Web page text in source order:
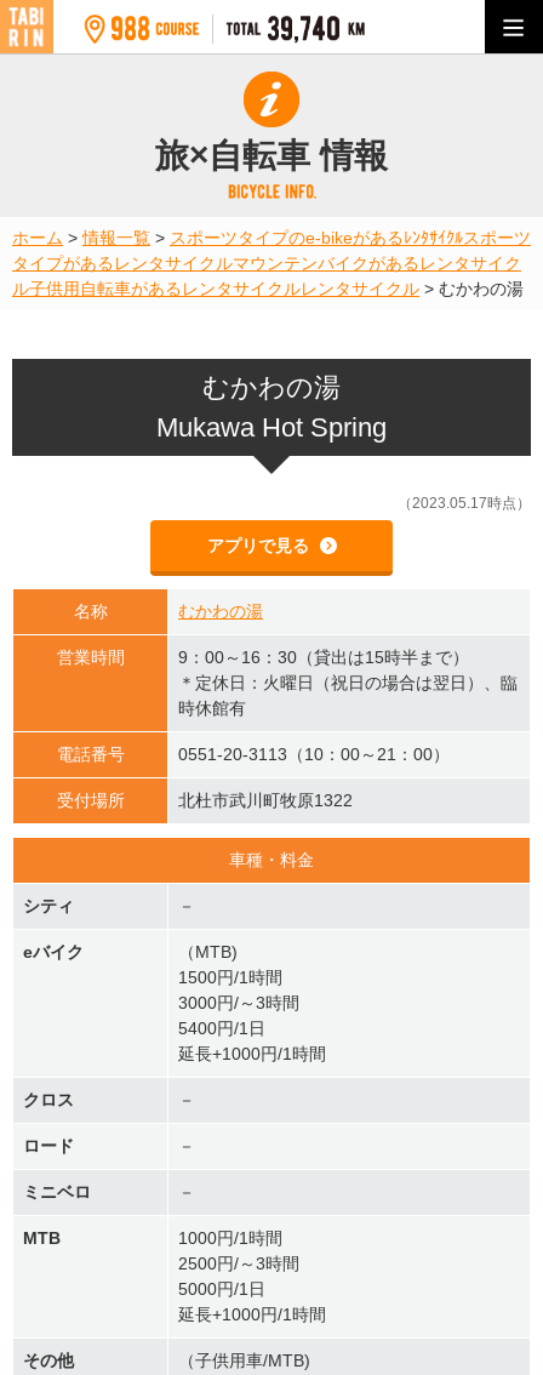
旅×自転車 情報
ホーム >情報一覧 > スポーツタイプのe-bikeがあるﾚﾝﾀｻｲｸﾙスポーツ
タイプがあるレンタサイクルマウンテンバイクがあるレンタサイク
ル子供用自転車があるレンタサイクルレンタサイクル > むかわの湯
むかわの湯
Mukawa Hot Spring
（2023.05.17時点）
アプリで見る
名称 むかわの湯
営業時間
9：00～16：30（貸出は15時半まで）
＊定休日：火曜日（祝日の場合は翌日）、臨
時休館有
電話番号 0551-20-3113（10：00～21：00）
受付場所 北杜市武川町牧原1322
車種・料金
シティ －
eバイク
（MTB)
1500円/1時間
3000円/～3時間
5400円/1日
延長+1000円/1時間
クロス －
ロード －
ミニベロ －
MTB
1000円/1時間
2500円/～3時間
5000円/1日
延長+1000円/1時間
その他
（子供用車/MTB)